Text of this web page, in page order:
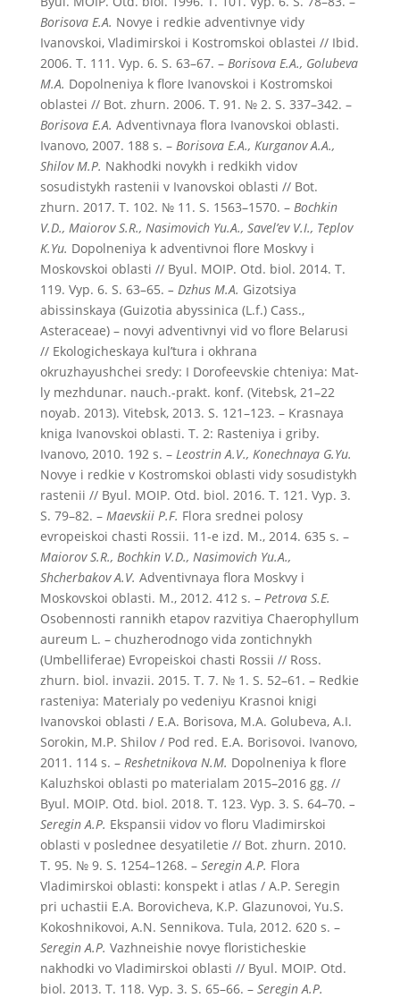
Borisova E.A. Novye i redkie adventivnye vidy
Ivanovskoi, Vladimirskoi i Kostromskoi oblastei // Ibid.
2006. T. 111. Vyp. 6. S. 63–67. – Borisova E.A., Golubeva
M.A. Dopolneniya k flore Ivanovskoi i Kostromskoi
oblastei // Bot. zhurn. 2006. T. 91. № 2. S. 337–342. –
Borisova E.A. Adventivnaya flora Ivanovskoi oblasti.
Ivanovo, 2007. 188 s. – Borisova E.A., Kurganov A.A.,
Shilov M.P. Nakhodki novykh i redkikh vidov
sosudistykh rastenii v Ivanovskoi oblasti // Bot.
zhurn. 2017. T. 102. № 11. S. 1563–1570. – Bochkin
V.D., Maiorov S.R., Nasimovich Yu.A., Savel’ev V.I., Teplov
K.Yu. Dopolneniya k adventivnoi flore Moskvy i
Moskovskoi oblasti // Byul. MOIP. Otd. biol. 2014. T.
119. Vyp. 6. S. 63–65. – Dzhus M.A. Gizotsiya
abissinskaya (Guizotia abyssinica (L.f.) Cass.,
Asteraceae) – novyi adventivnyi vid vo flore Belarusi
// Ekologicheskaya kul’tura i okhrana
okruzhayushchei sredy: I Dorofeevskie chteniya: Mat-
ly mezhdunar. nauch.-prakt. konf. (Vitebsk, 21–22
noyab. 2013). Vitebsk, 2013. S. 121–123. – Krasnaya
kniga Ivanovskoi oblasti. T. 2: Rasteniya i griby.
Ivanovo, 2010. 192 s. – Leostrin A.V., Konechnaya G.Yu.
Novye i redkie v Kostromskoi oblasti vidy sosudistykh
rastenii // Byul. MOIP. Otd. biol. 2016. T. 121. Vyp. 3.
S. 79–82. – Maevskii P.F. Flora srednei polosy
evropeiskoi chasti Rossii. 11-e izd. M., 2014. 635 s. –
Maiorov S.R., Bochkin V.D., Nasimovich Yu.A.,
Shcherbakov A.V. Adventivnaya flora Moskvy i
Moskovskoi oblasti. M., 2012. 412 s. – Petrova S.E.
Osobennosti rannikh etapov razvitiya Chaerophyllum
aureum L. – chuzherodnogo vida zontichnykh
(Umbelliferae) Evropeiskoi chasti Rossii // Ross.
zhurn. biol. invazii. 2015. T. 7. № 1. S. 52–61. – Redkie
rasteniya: Materialy po vedeniyu Krasnoi knigi
Ivanovskoi oblasti / E.A. Borisova, M.A. Golubeva, A.I.
Sorokin, M.P. Shilov / Pod red. E.A. Borisovoi. Ivanovo,
2011. 114 s. – Reshetnikova N.M. Dopolneniya k flore
Kaluzhskoi oblasti po materialam 2015–2016 gg. //
Byul. MOIP. Otd. biol. 2018. T. 123. Vyp. 3. S. 64–70. –
Seregin A.P. Ekspansii vidov vo floru Vladimirskoi
oblasti v poslednee desyatiletie // Bot. zhurn. 2010.
T. 95. № 9. S. 1254–1268. – Seregin A.P. Flora
Vladimirskoi oblasti: konspekt i atlas / A.P. Seregin
pri uchastii E.A. Borovicheva, K.P. Glazunovoi, Yu.S.
Kokoshnikovoi, A.N. Sennikova. Tula, 2012. 620 s. –
Seregin A.P. Vazhneishie novye floristicheskie
nakhodki vo Vladimirskoi oblasti // Byul. MOIP. Otd.
biol. 2013. T. 118. Vyp. 3. S. 65–66. – Seregin A.P.